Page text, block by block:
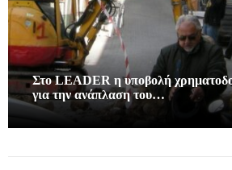
Στο LEADER η υποβολή
για την ανάπλαση του…